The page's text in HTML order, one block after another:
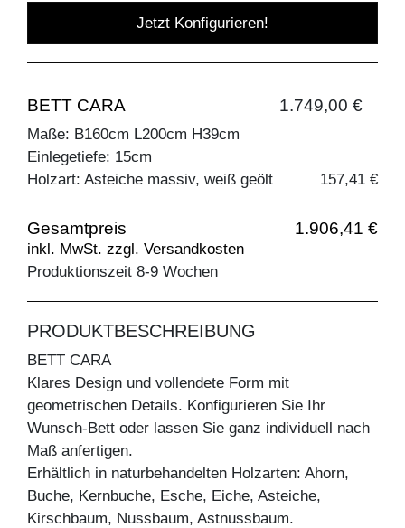
Jetzt Konfigurieren!
BETT CARA 1.749,00 €
Maße: B160cm L200cm H39cm
Einlegetiefe: 15cm
Holzart: Asteiche massiv, weiß geölt
157,41 €
Gesamtpreis 1.906,41 €
inkl. MwSt. zzgl. Versandkosten
Produktionszeit 8-9 Wochen
PRODUKTBESCHREIBUNG
BETT CARA
Klares Design und vollendete Form mit
geometrischen Details. Konfigurieren Sie Ihr
Wunsch-Bett oder lassen Sie ganz individuell nach
Maß anfertigen.
Erhältlich in naturbehandelten Holzarten: Ahorn,
Buche, Kernbuche, Esche, Eiche, Asteiche,
Kirschbaum, Nussbaum, Astnussbaum.